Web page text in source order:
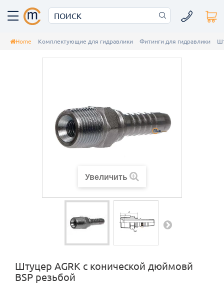
Home Комплектующие для гидравлики Фитинги для гидравлики
Увеличить
Штуцер AGRK с конической дюймовй
BSP резьбой